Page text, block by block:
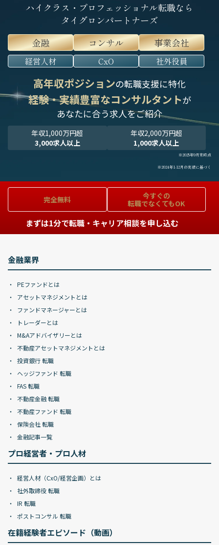
ハイクラス・プロフェッショナル転職なら
タイグロンパートナーズ
金融
コンサル 事業会社
経営人材 CxO 社外役員
高年収ポジションの転職支援に特化
経験・実績豊富なコンサルタントが
あなたに合う求人をご紹介
年収1,000万円超
3,000求人以上
年収2,000万円超
1,000求人以上
※2025年9月末時点
※2024年1-12月の実績に基づく
完全無料
今すぐの
転職でなくてもOK
まずは1分で転職・キャリア相談を申し込む
金融業界
PEファンドとは
アセットマネジメントとは
ファンドマネージャーとは
トレーダーとは
M&Aアドバイザリーとは
不動産アセットマネジメントとは
投資銀行 転職
ヘッジファンド 転職
FAS 転職
不動産金融 転職
不動産ファンド 転職
保険会社 転職
金融記事一覧
プロ経営者・プロ人材
経営人材（CxO/経営企画）とは
社外取締役 転職
IR 転職
ポストコンサル 転職
在籍経験者エピソード（動画）